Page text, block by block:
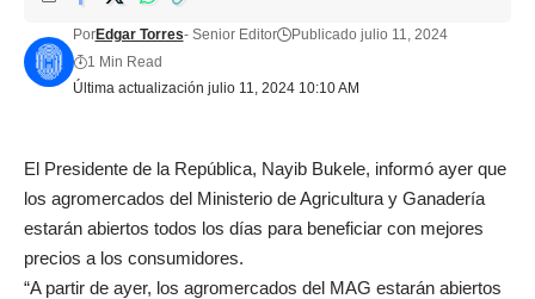
Última actualización julio 11, 2024 10:10 AM
PorEdgar Torres- Senior Editor
Publicado julio 11, 2024
1 Min Read
El Presidente de la República, Nayib Bukele, informó ayer que
los agromercados del Ministerio de Agricultura y Ganadería
estarán abiertos todos los días para beneficiar con mejores
precios a los consumidores.
“A partir de ayer, los agromercados del MAG estarán abiertos